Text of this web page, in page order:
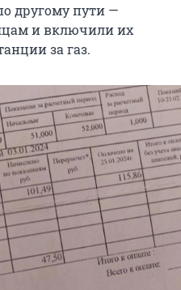
другому пути —
и включили их
за газ.